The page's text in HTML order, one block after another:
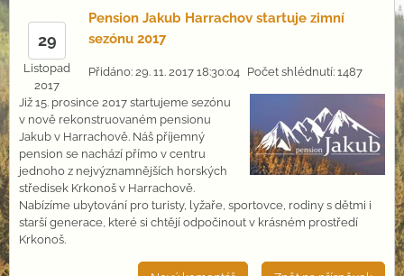
29
Listopad
2017
Pension Jakub Harrachov startuje zimní
sezónu 2017
Přidáno: 29. 11. 2017 18:30:04 Počet shlédnutí: 1487
Již 15. prosince 2017 startujeme sezónu
v nově rekonstruovaném pensionu
Jakub v Harrachově. Náš příjemný
pension se nachází přímo v centru
jednoho z nejvýznamnějších horských
středisek Krkonoš v Harrachově.
Nabízíme ubytování pro turisty, lyžaře, sportovce, rodiny s dětmi i
starší generace, které si chtějí odpočinout v krásném prostředí
Krkonoš.